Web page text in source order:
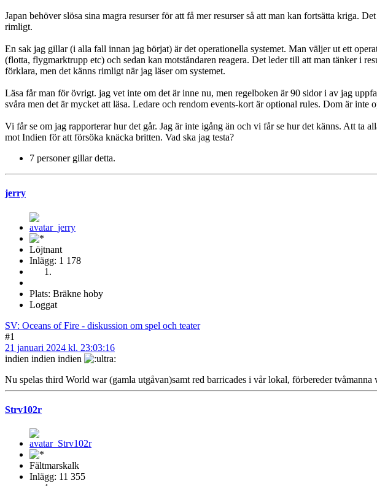
Japan behöver slösa sina magra resurser för att få mer resurser så att man kan fortsätta kriga.
rimligt.
En sak jag gillar (i alla fall innan jag börjat) är det operationella systemet. Man väljer ut ett
(flotta, flygmarktrupp etc) och sedan kan motståndaren reagera. Det leder till att man tänker i
förklara, men det känns rimligt när jag läser om systemet.
Läsa får man för övrigt. jag vet inte om det är inne nu, men regelboken är 90 sidor i av jag
svåra men det är mycket att läsa. Ledare och rendom events-kort är optional rules. Dom är
Vi får se om jag rapporterar hur det går. Jag är inte igång än och vi får se hur det känns. Att ta
mot Indien för att försöka knäcka britten. Vad ska jag testa?
7 personer gillar detta.
jerry
Löjtnant
Inlägg: 1 178
Plats: Bräkne hoby
Loggat
SV: Oceans of Fire - diskussion om spel och teater
#1
21 januari 2024 kl. 23:03:16
indien indien indien
Nu spelas third World war (gamla utgåvan)samt red barricades i vår lokal, förbereder tvåmanna
Strv102r
Fältmarskalk
Inlägg: 11 355